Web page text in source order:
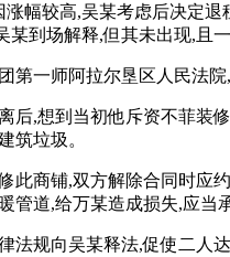
涨幅较高,吴某考虑后决定
到场解释,但其未出现,且一
第一师阿拉尔垦区人民法
后,想到当初他斥资不菲装
筑垃圾。
此商铺,双方解除合同时应
管道,给万某造成损失,应当
法规向吴某释法,促使二人